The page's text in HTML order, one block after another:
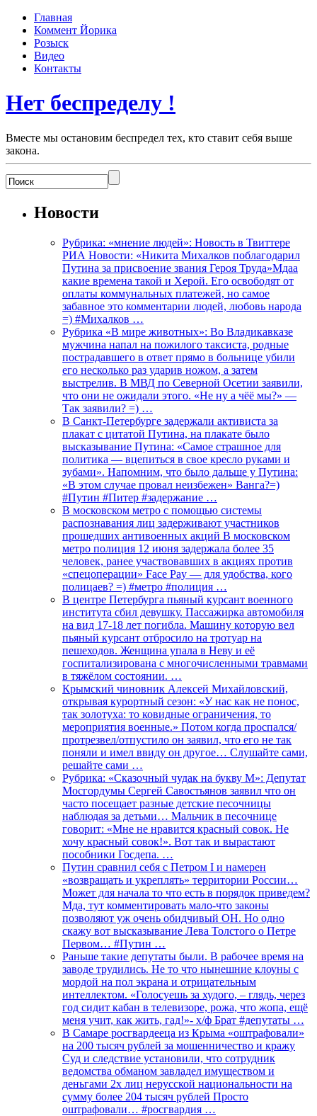
Главная
Коммент Йорика
Розыск
Видео
Контакты
Нет беспределу !
Вместе мы остановим беспредел тех, кто ставит себя выше
закона.
Новости
Рубрика: «мнение людей»: Новость в Твиттере
РИА Новости: «Никита Михалков поблагодарил
Путина за присвоение звания Героя Труда»Мдаа
какие времена такой и Херой. Его освободят от
оплаты коммунальных платежей, но самое
забавное это комментарии людей, любовь народа
=) #Михалков …
Рубрика «В мире животных»: Во Владикавказе
мужчина напал на пожилого таксиста, родные
пострадавшего в ответ прямо в больнице убили
его несколько раз ударив ножом, а затем
выстрелив. В МВД по Северной Осетии заявили,
что они не ожидали этого. «Не ну а чёё мы?» —
Так заявили? =) …
В Санкт-Петербурге задержали активиста за
плакат с цитатой Путина, на плакате было
высказывание Путина: «Самое страшное для
политика — вцепиться в свое кресло руками и
зубами». Напомним, что было дальше у Путина:
«В этом случае провал неизбежен» Ванга?=)
#Путин #Питер #задержание …
В московском метро с помощью системы
распознавания лиц задерживают участников
прошедших антивоенных акций В московском
метро полиция 12 июня задержала более 35
человек, ранее участвовавших в акциях против
«спецоперации» Face Pay — для удобства, кого
полицаев? =) #метро #полиция …
В центре Петербурга пьяный курсант военного
института сбил девушку. Пассажирка автомобиля
на вид 17-18 лет погибла. Машину которую вел
пьяный курсант отбросило на тротуар на
пешеходов. Женщина упала в Неву и её
госпитализирована с многочисленными травмами
в тяжёлом состоянии. …
Крымский чиновник Алексей Михайловский,
открывая курортный сезон: «У нас как не понос,
так золотуха: то ковидные ограничения, то
мероприятия военные.» Потом когда проспался/
протрезвел/отпустило он заявил, что его не так
поняли и имел ввиду он другое… Слушайте сами,
решайте сами …
Рубрика: «Сказочный чудак на букву М»: Депутат
Мосгордумы Сергей Савостьянов заявил что он
часто посещает разные детские песочницы
наблюдая за детьми… Мальчик в песочнице
говорит: «Мне не нравится красный совок. Не
хочу красный совок!». Вот так и вырастают
пособники Госдепа. …
Путин сравнил себя с Петром I и намерен
«возвращать и укреплять» территории России…
Может для начала то что есть в порядок приведем?
Мда, тут комментировать мало-что законы
позволяют уж очень обидчивый ОН. Но одно
скажу вот высказывание Лева Толстого о Петре
Первом… #Путин …
Раньше такие депутаты были. В рабочее время на
заводе трудились. Не то что нынешние клоуны с
мордой на пол экрана и отрицательным
интеллектом. «Голосуешь за худого, – глядь, через
год сидит кабан в телевизоре, рожа, что жопа, ещё
меня учит, как жить, гад!»- х/ф Брат #депутаты …
В Самаре росгвардееца из Крыма «оштрафовали»
на 200 тысяч рублей за мошенничество и кражу
Суд и следствие установили, что сотрудник
ведомства обманом завладел имуществом и
деньгами 2х лиц нерусской национальности на
сумму более 204 тысяч рублей Просто
оштрафовали… #росгвардия …